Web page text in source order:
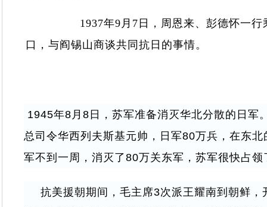
1937年9月7日，周恩来、彭德怀一行乘
口，与阎锡山商谈共同抗日的事情。
1945年8月8日，苏军准备消灭华北分散的日军
总司令华西列夫斯基元帅，日军80万兵，在东
军不到一周，消灭了80万关东军，苏军很快占领
抗美援朝期间，毛主席3次派王耀南到朝鲜，